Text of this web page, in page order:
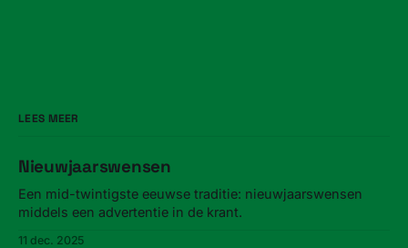
LEES MEER
Nieuwjaarswensen
Een mid-twintigste eeuwse traditie: nieuwjaarswensen
middels een advertentie in de krant.
11 dec. 2025